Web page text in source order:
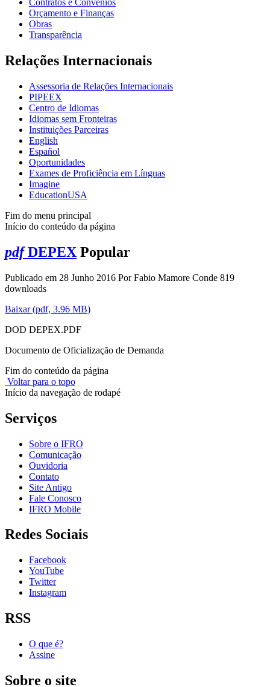
Contratos e Convênios
Orçamento e Finanças
Obras
Transparência
Relações Internacionais
Assessoria de Relações Internacionais
PIPEEX
Centro de Idiomas
Idiomas sem Fronteiras
Instituições Parceiras
English
Español
Oportunidades
Exames de Proficiência em Línguas
Imagine
EducationUSA
Fim do menu principal
Início do conteúdo da página
pdf DEPEX Popular
Publicado em 28 Junho 2016 PorFabio Mamore Conde 819
downloads
Baixar(pdf, 3.96 MB)
DOD DEPEX.PDF
Documento de Oficialização de Demanda
Fim do conteúdo da página
Voltar para o topo
Início da navegação de rodapé
Serviços
Sobre o IFRO
Comunicação
Ouvidoria
Contato
Site Antigo
Fale Conosco
IFRO Mobile
Redes Sociais
Facebook
YouTube
Twitter
Instagram
RSS
O que é?
Assine
Sobre o site